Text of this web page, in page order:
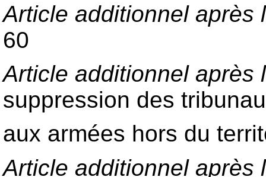
Article additionnel après
60
Article additionnel après
suppression des
aux armées hors du
Article additionnel après